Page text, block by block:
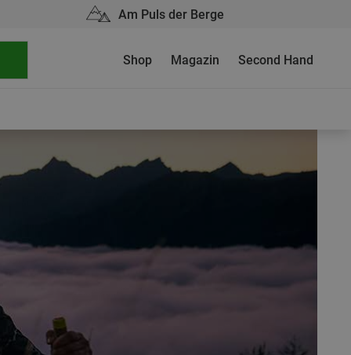
Am Puls der Berge
Shop Magazin Second Hand